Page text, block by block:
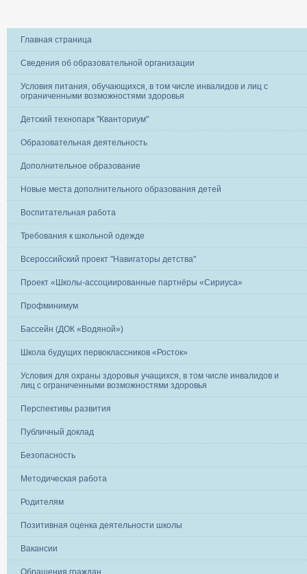
Главная страница
Сведения об образовательной организации
Условия питания, обучающихся, в том числе инвалидов и лиц с
ограниченными возможностями здоровья
Детский технопарк "Кванториум"
Образовательная деятельность
Дополнительное образование
Новые места дополнительного образования детей
Воспитательная работа
Требования к школьной одежде
Всероссийский проект "Навигаторы детства"
Проект «Школы-ассоциированные партнёры «Сириуса»
Профминимум
Бассейн (ДОК «Водяной»)
Школа будущих первоклассников «Росток»
Условия для охраны здоровья учащихся, в том числе инвалидов и
лиц с ограниченными возможностями здоровья
Перспективы развития
Публичный доклад
Безопасность
Методическая работа
Родителям
Позитивная оценка деятельности школы
Вакансии
Обращения граждан